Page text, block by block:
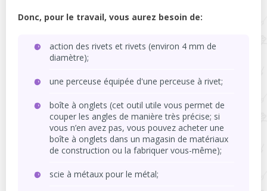
Donc, pour le travail, vous aurez besoin de:
action des rivets et rivets (environ 4 mm de
diamètre);
une perceuse équipée d'une perceuse à rivet;
boîte à onglets (cet outil utile vous permet de
couper les angles de manière très précise; si
vous n’en avez pas, vous pouvez acheter une
boîte à onglets dans un magasin de matériaux
de construction ou la fabriquer vous-même);
scie à métaux pour le métal;